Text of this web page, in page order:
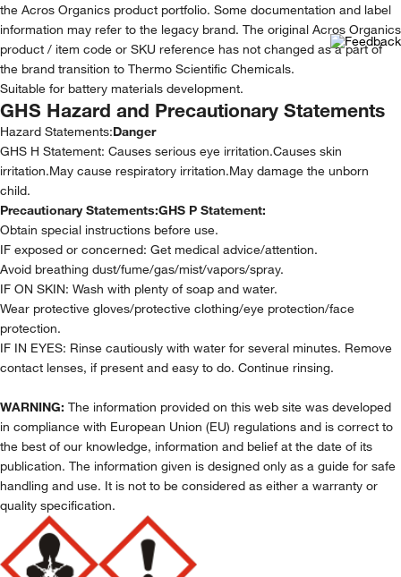
the Acros Organics product portfolio. Some documentation and label
information may refer to the legacy brand. The original Acros Organics
product / item code or SKU reference has not changed as a part of
the brand transition to Thermo Scientific Chemicals.
Suitable for battery materials development.
GHS Hazard and Precautionary Statements
Hazard Statements:Danger
GHS H Statement: Causes serious eye irritation.Causes skin
irritation.May cause respiratory irritation.May damage the unborn
child.
Precautionary Statements:GHS P Statement:
Obtain special instructions before use.
IF exposed or concerned: Get medical advice/attention.
Avoid breathing dust/fume/gas/mist/vapors/spray.
IF ON SKIN: Wash with plenty of soap and water.
Wear protective gloves/protective clothing/eye protection/face
protection.
IF IN EYES: Rinse cautiously with water for several minutes. Remove
contact lenses, if present and easy to do. Continue rinsing.
WARNING: The information provided on this web site was developed
in compliance with European Union (EU) regulations and is correct to
the best of our knowledge, information and belief at the date of its
publication. The information given is designed only as a guide for safe
handling and use. It is not to be considered as either a warranty or
quality specification.